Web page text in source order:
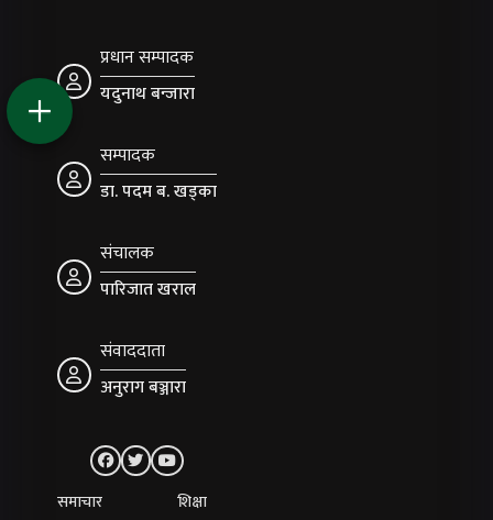
प्रधान सम्पादक
यदुनाथ बन्जारा
सम्पादक
डा. पदम ब. खड्का
संचालक
पारिजात खराल
संवाददाता
अनुराग बञ्जारा
समाचार शिक्षा